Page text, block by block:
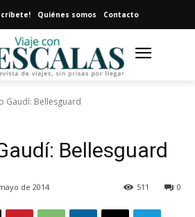
Quiénes somos Contacto
Gaudí: Bellesguard
Bellesguard
de 2014 0
511